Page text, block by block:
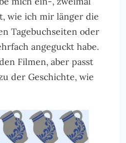
wie ich mir länger die
Tagebuchseiten oder
angeguckt habe.
Filmen, aber passt
der Geschichte, wie